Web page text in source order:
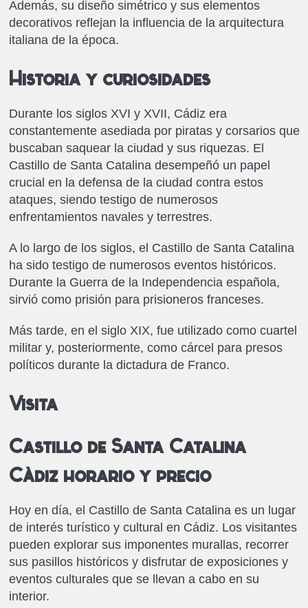
Además, su diseño simétrico y sus elementos
decorativos reflejan la influencia de la arquitectura
italiana de la época.
Historia y curiosidades
Durante los siglos XVI y XVII, Cádiz era
constantemente asediada por piratas y corsarios que
buscaban saquear la ciudad y sus riquezas. El
Castillo de Santa Catalina desempeñó un papel
crucial en la defensa de la ciudad contra estos
ataques, siendo testigo de numerosos
enfrentamientos navales y terrestres.
A lo largo de los siglos, el Castillo de Santa Catalina
ha sido testigo de numerosos eventos históricos.
Durante la Guerra de la Independencia española,
sirvió como prisión para prisioneros franceses.
Más tarde, en el siglo XIX, fue utilizado como cuartel
militar y, posteriormente, como cárcel para presos
políticos durante la dictadura de Franco.
Visita
Castillo de Santa Catalina
Cádiz horario y precio
Hoy en día, el Castillo de Santa Catalina es un lugar
de interés turístico y cultural en Cádiz. Los visitantes
pueden explorar sus imponentes murallas, recorrer
sus pasillos históricos y disfrutar de exposiciones y
eventos culturales que se llevan a cabo en su
interior.